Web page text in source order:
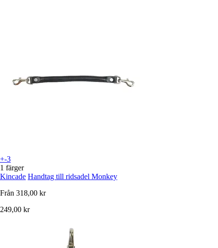
+-3
1 färger
Kincade Handtag till ridsadel Monkey
Från 318,00 kr
249,00 kr